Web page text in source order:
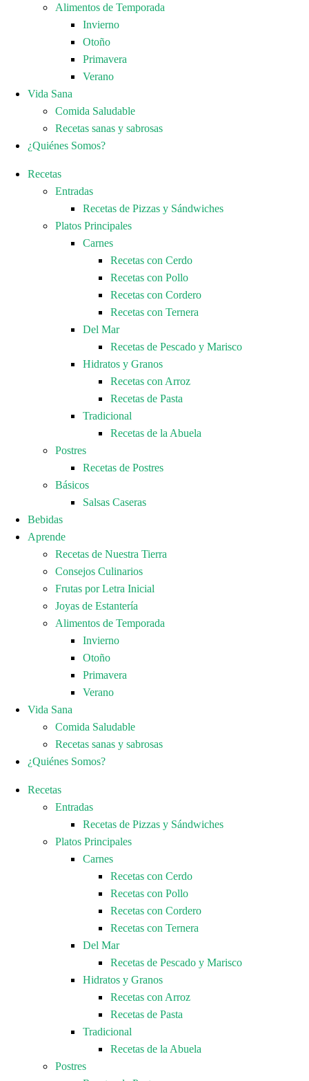
Alimentos de Temporada
Invierno
Otoño
Primavera
Verano
Vida Sana
Comida Saludable
Recetas sanas y sabrosas
¿Quiénes Somos?
Recetas
Entradas
Recetas de Pizzas y Sándwiches
Platos Principales
Carnes
Recetas con Cerdo
Recetas con Pollo
Recetas con Cordero
Recetas con Ternera
Del Mar
Recetas de Pescado y Marisco
Hidratos y Granos
Recetas con Arroz
Recetas de Pasta
Tradicional
Recetas de la Abuela
Postres
Recetas de Postres
Básicos
Salsas Caseras
Bebidas
Aprende
Recetas de Nuestra Tierra
Consejos Culinarios
Frutas por Letra Inicial
Joyas de Estantería
Alimentos de Temporada
Invierno
Otoño
Primavera
Verano
Vida Sana
Comida Saludable
Recetas sanas y sabrosas
¿Quiénes Somos?
Recetas
Entradas
Recetas de Pizzas y Sándwiches
Platos Principales
Carnes
Recetas con Cerdo
Recetas con Pollo
Recetas con Cordero
Recetas con Ternera
Del Mar
Recetas de Pescado y Marisco
Hidratos y Granos
Recetas con Arroz
Recetas de Pasta
Tradicional
Recetas de la Abuela
Postres